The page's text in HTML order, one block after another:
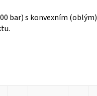
bar) s konvexním